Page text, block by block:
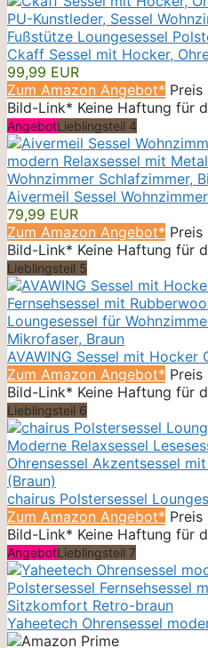
Ckaff Sessel mit Hocker,
99,99 EUR
Zum Amazon Angebot* Preis
Bild-Link* Keine Haftung für
AngebotLieblingsteil 4
Aivermeil Sessel
79,99 EUR
Zum Amazon Angebot* Preis
Bild-Link* Keine Haftung für
Lieblingsteil 5
AVAWING Sessel mit Hocker
Zum Amazon Angebot* Preis
Bild-Link* Keine Haftung für
Lieblingsteil 6
chairus Polstersessel
Zum Amazon Angebot* Preis
Bild-Link* Keine Haftung für
AngebotLieblingsteil 7
Yaheetech Ohrensessel